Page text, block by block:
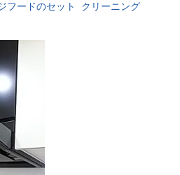
フードのセット クリーニング